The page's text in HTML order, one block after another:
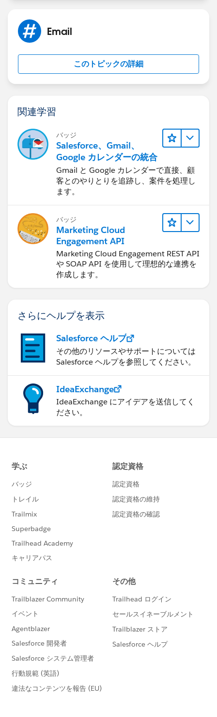
Email
このトピックの詳細
関連学習
バッジ
Salesforce、Gmail、
Google カレンダーの統合
Gmail と Google カレンダーで直接、顧
客とのやりとりを追跡し、案件を処理し
ます。
バッジ
Marketing Cloud
Engagement API
Marketing Cloud Engagement REST API
や SOAP API を使用して理想的な連携を
作成します。
さらにヘルプを表示
Salesforce ヘルプ
その他のリソースやサポートについては
Salesforce ヘルプを参照してください。
IdeaExchange
IdeaExchange にアイデアを送信してく
ださい。